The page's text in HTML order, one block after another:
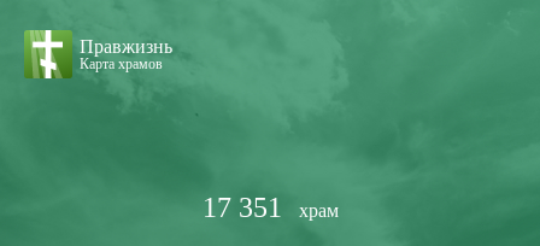
Правжизнь
Карта храмов
17 351 храм